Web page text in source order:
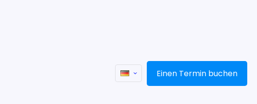
Einen Termin buchen